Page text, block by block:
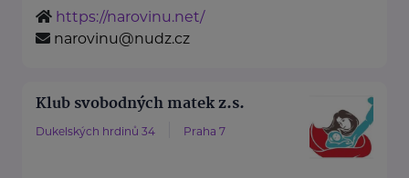
https://narovinu.net/
narovinu@nudz.cz
Klub svobodných matek z.s.
Dukelských hrdinů 34 Praha 7